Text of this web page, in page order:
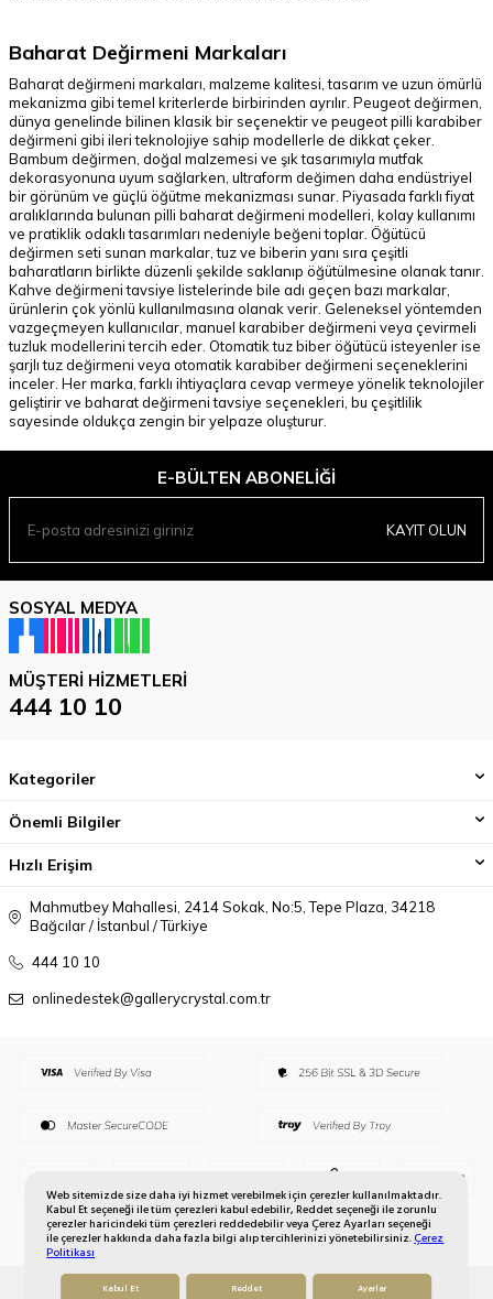
Web sitemizde size daha iyi hizmet verebilmek için çerezler kullanılmaktadır.
Kabul Et seçeneği ile tüm çerezleri kabul edebilir, Reddet seçeneği ile zorunlu
çerezler haricindeki tüm çerezleri reddedebilir veya Çerez Ayarları seçeneği
ile çerezler hakkında daha fazla bilgi alıp tercihlerinizi yönetebilirsiniz.Çerez
Politikası
Kabul Et Reddet Ayarlar
Baharat Değirmeni Markaları
Baharat değirmeni markaları, malzeme kalitesi, tasarım ve uzun ömürlü
mekanizma gibi temel kriterlerde birbirinden ayrılır. Peugeot değirmen,
dünya genelinde bilinen klasik bir seçenektir ve peugeot pilli karabiber
değirmeni gibi ileri teknolojiye sahip modellerle de dikkat çeker.
Bambum değirmen, doğal malzemesi ve şık tasarımıyla mutfak
dekorasyonuna uyum sağlarken, ultraform değimen daha endüstriyel
bir görünüm ve güçlü öğütme mekanizması sunar. Piyasada farklı fiyat
aralıklarında bulunan pilli baharat değirmeni modelleri, kolay kullanımı
ve pratiklik odaklı tasarımları nedeniyle beğeni toplar. Öğütücü
değirmen seti sunan markalar, tuz ve biberin yanı sıra çeşitli
baharatların birlikte düzenli şekilde saklanıp öğütülmesine olanak tanır.
Kahve değirmeni tavsiye listelerinde bile adı geçen bazı markalar,
ürünlerin çok yönlü kullanılmasına olanak verir. Geleneksel yöntemden
vazgeçmeyen kullanıcılar, manuel karabiber değirmeni veya çevirmeli
tuzluk modellerini tercih eder. Otomatik tuz biber öğütücü isteyenler ise
şarjlı tuz değirmeni veya otomatik karabiber değirmeni seçeneklerini
inceler. Her marka, farklı ihtiyaçlara cevap vermeye yönelik teknolojiler
geliştirir ve baharat değirmeni tavsiye seçenekleri, bu çeşitlilik
sayesinde oldukça zengin bir yelpaze oluşturur.
E-BÜLTEN ABONELIĞI
KAYIT OLUN
SOSYAL MEDYA
MÜŞTERI HIZMETLERI
444 10 10
Kategoriler
Önemli Bilgiler
Hızlı Erişim
Mahmutbey Mahallesi, 2414 Sokak, No:5, Tepe Plaza, 34218
Bağcılar / İstanbul / Türkiye
444 10 10
onlinedestek@gallerycrystal.com.tr